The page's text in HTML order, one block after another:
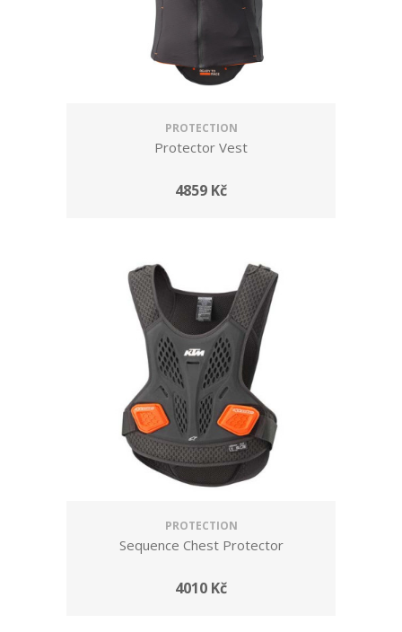
PROTECTION
Protector Vest
4859 Kč
PROTECTION
Sequence Chest Protector
4010 Kč